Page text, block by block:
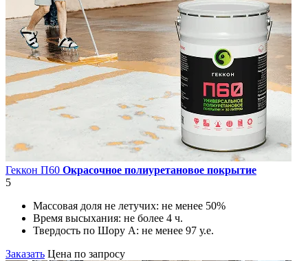
Геккон П60 Окрасочное полиуретановое покрытие
5
Массовая доля не летучих: не менее 50%
Время высыхания: не более 4 ч.
Твердость по Шору А: не менее 97 у.е.
Заказать Цена по запросу